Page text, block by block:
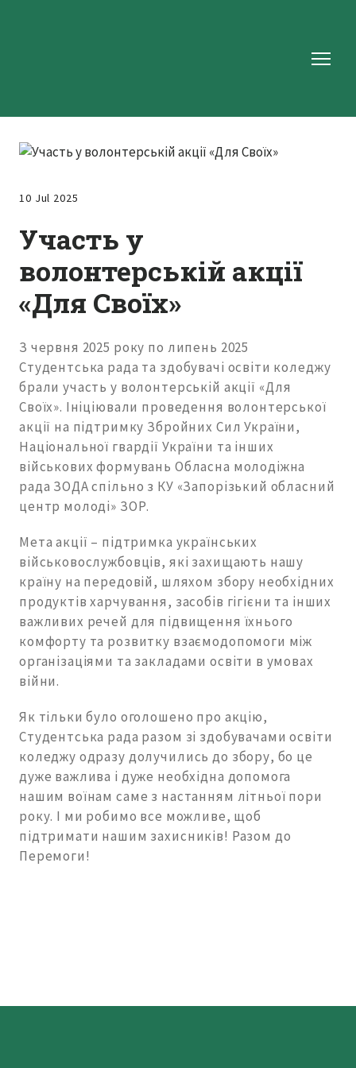
10 Jul 2025
Участь у
волонтерській акції
«Для Своїх»
З червня 2025 року по липень 2025
Студентська рада та здобувачі освіти коледжу
брали участь у волонтерській акції «Для
Своїх». Ініціювали проведення волонтерської
акції на підтримку Збройних Сил України,
Національної гвардії України та інших
військових формувань Обласна молодіжна
рада ЗОДА спільно з КУ «Запорізький обласний
центр молоді» ЗОР.
Мета акції – підтримка українських
військовослужбовців, які захищають нашу
країну на передовій, шляхом збору необхідних
продуктів харчування, засобів гігієни та інших
важливих речей для підвищення їхнього
комфорту та розвитку взаємодопомоги між
організаціями та закладами освіти в умовах
війни.
Як тільки було оголошено про акцію,
Студентська рада разом зі здобувачами освіти
коледжу одразу долучились до збору, бо це
дуже важлива і дуже необхідна допомога
нашим воїнам саме з настанням літньої пори
року. І ми робимо все можливе, щоб
підтримати нашим захисників! Разом до
Перемоги!